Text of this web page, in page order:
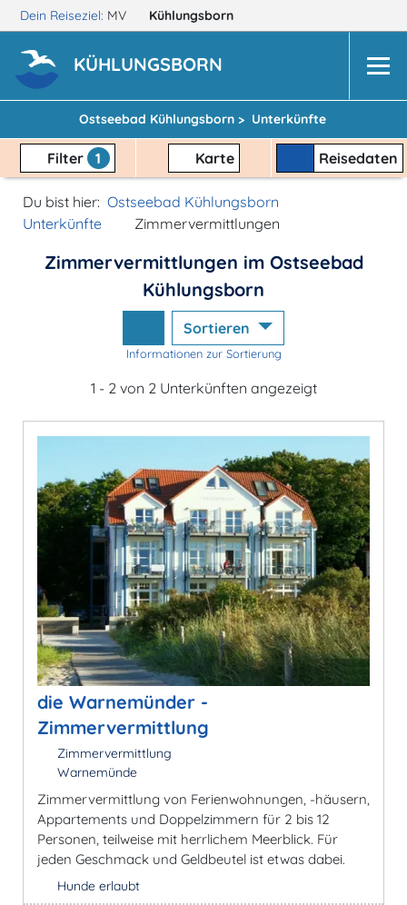
Dein Reiseziel: MV Kühlungsborn
KÜHLUNGSBORN
Ostseebad Kühlungsborn > Unterkünfte
Filter 1 Karte Reisedaten
Du bist hier: Ostseebad Kühlungsborn
Unterkünfte
Zimmervermittlungen
Zimmervermittlungen im Ostseebad
Kühlungsborn
Sortieren
Informationen zur Sortierung
1 - 2 von 2 Unterkünften angezeigt
die Warnemünder -
Zimmervermittlung
Zimmervermittlung
Warnemünde
Zimmervermittlung von Ferienwohnungen, -häusern,
Appartements und Doppelzimmern für 2 bis 12
Personen, teilweise mit herrlichem Meerblick. Für
jeden Geschmack und Geldbeutel ist etwas dabei.
Hunde erlaubt